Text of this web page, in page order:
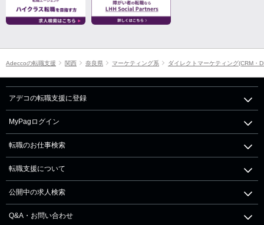
Adeccoの転職支援 関西 奈良県 マーケティング系 ダイレクトマーケティング(CRM・
アデコの転職支援に登録
MyPagログイン
転職のお仕事検索
転職支援について
公開中の求人検索
Q&A・お問い合わせ